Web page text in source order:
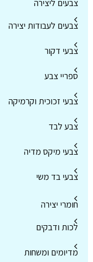
צבעים ליצירה
צבעים לעבודות יצירה
צבעי דקור
ספריי צבע
צבעי זכוכית וקרמיקה
צבע לבד
צבעי מיקס מדיה
צבעי בד משי
חומרי יצירה
לכות ודבקים
מדיומים ומשחות